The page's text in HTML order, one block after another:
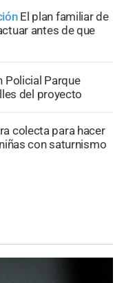
El plan familiar de
antes de que
Policial Parque
del proyecto
colecta para hacer
con saturnismo